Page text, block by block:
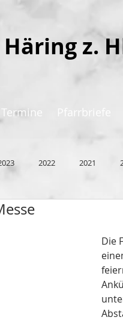
z.
Termine Pfarrbriefe
2022 2021
Die